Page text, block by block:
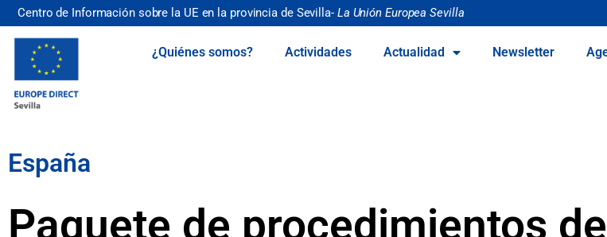
Centro de Información sobre la UE en la provincia de Sevilla- La Unión Europea Sevilla
¿Quiénes somos? Actividades Actualidad Newsletter
España
Paquete de procedimientos